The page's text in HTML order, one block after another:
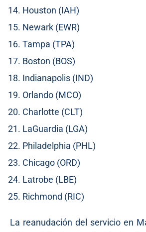
Houston (IAH)
Newark (EWR)
Tampa (TPA)
Boston (BOS)
Indianapolis (IND)
Orlando (MCO)
Charlotte (CLT)
LaGuardia (LGA)
Philadelphia (PHL)
Chicago (ORD)
Latrobe (LBE)
Richmond (RIC)
La reanudación del servicio en